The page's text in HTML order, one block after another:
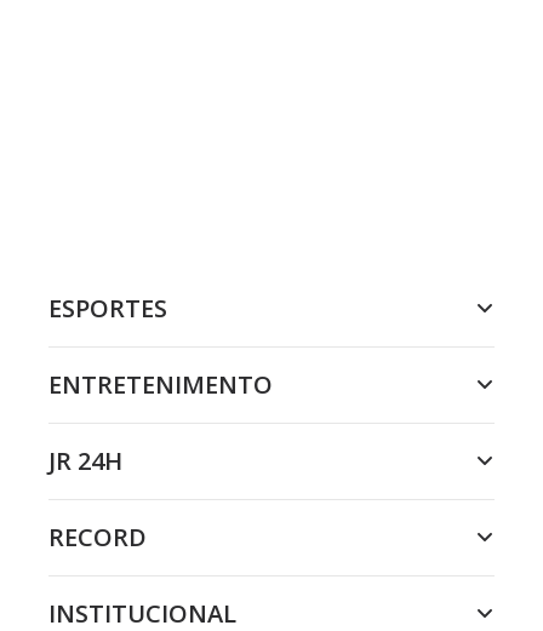
ESPORTES
ENTRETENIMENTO
JR 24H
RECORD
INSTITUCIONAL